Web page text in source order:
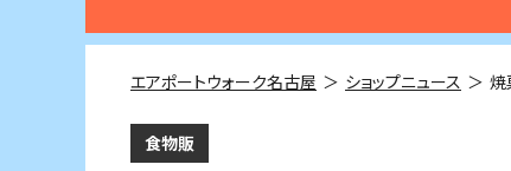
エアポートウォーク名古屋 ショップニュース
食物販